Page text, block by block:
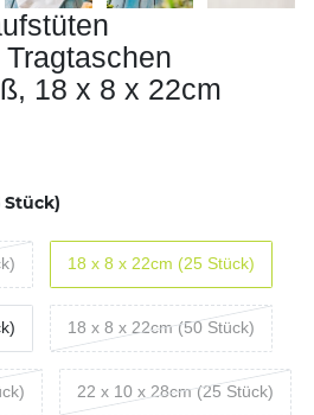
18 x 8 x 22cm
Stück)
18 x 8 x 22cm (25 Stück)
18 x 8 x 22cm (50 Stück)
22 x 10 x 28cm (25 Stück)